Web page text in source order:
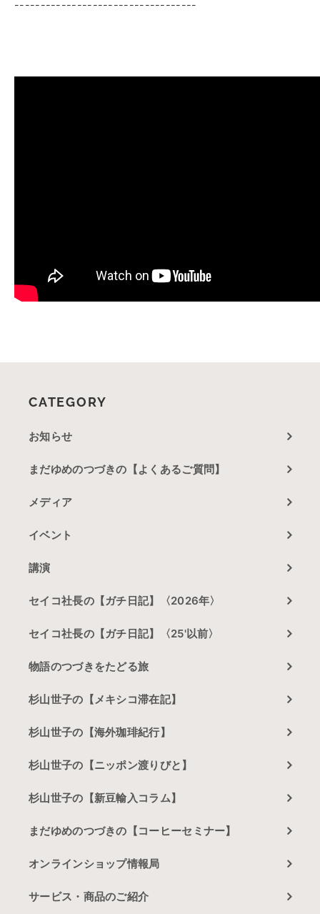
-----------------------------------
CATEGORY
お知らせ
まだゆめのつづきの【よくあるご質問】
メディア
イベント
講演
セイコ社長の【ガチ日記】〈2026年〉
セイコ社長の【ガチ日記】〈25'以前〉
物語のつづきをたどる旅
杉山世子の【メキシコ滞在記】
杉山世子の【海外珈琲紀行】
杉山世子の【ニッポン渡りびと】
杉山世子の【新豆輸入コラム】
まだゆめのつづきの【コーヒーセミナー】
オンラインショップ情報局
サービス・商品のご紹介